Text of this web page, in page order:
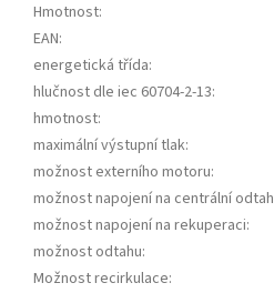
Hmotnost:
EAN:
energetická třída:
hlučnost dle iec 60704-2-13:
hmotnost:
maximální výstupní tlak:
možnost externího motoru:
možnost napojení na centrální odtah
možnost napojení na rekuperaci:
možnost odtahu:
Možnost recirkulace: